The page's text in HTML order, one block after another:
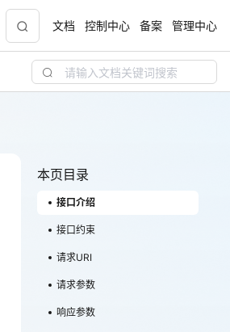
大模型专项
”,国产化软件全面适配，
荐新用户注册下单得现金
文档 控制中心 备案 管理中心
本页目录
接口介绍
接口约束
请求URI
请求参数
响应参数